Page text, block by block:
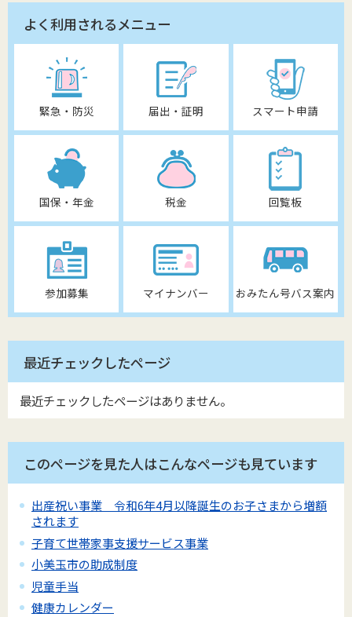
よく利用されるメニュー
緊急・防災 届出・証明 スマート申請
国保・年金 税金 回覧板
参加募集 マイナンバー おみたん号バス案内
最近チェックしたページ
最近チェックしたページはありません。
このページを見た人はこんなページも見ています
出産祝い事業 令和6年4月以降誕生のお子さまから増額
されます
子育て世帯家事支援サービス事業
小美玉市の助成制度
児童手当
健康カレンダー